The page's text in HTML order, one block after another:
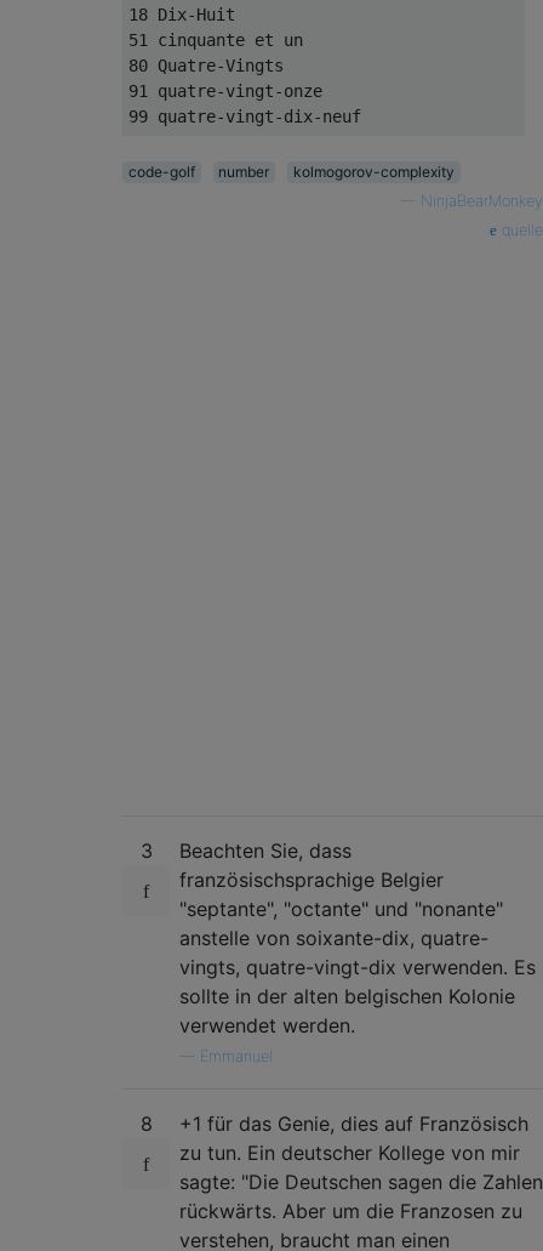
18 Dix-Huit
51 cinquante et un
80 Quatre-Vingts
91 quatre-vingt-onze
code-golf number
kolmogorov-complexity
NinjaBearMonkey
quelle
3
Beachten Sie, dass
französischsprachige Belgier
"septante", "octante" und "nonante"
anstelle von soixante-dix, quatre-
vingts, quatre-vingt-dix verwenden. Es
sollte in der alten belgischen Kolonie
verwendet werden.
Emmanuel
8
+1 für das Genie, dies auf Französisch
zu tun. Ein deutscher Kollege von mir
sagte: "Die Deutschen sagen die Zahlen
rückwärts. Aber um die Franzosen zu
verstehen, braucht man einen